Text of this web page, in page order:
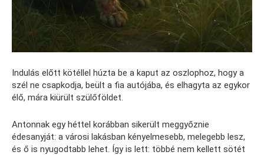
Indulás előtt kötéllel húzta be a kaput az oszlophoz, hogy a
szél ne csapkodja, beült a fia autójába, és elhagyta az egykor
élő, mára kiürült szülőföldet.
Antonnak egy héttel korábban sikerült meggyőznie
édesanyját: a városi lakásban kényelmesebb, melegebb lesz,
és ő is nyugodtabb lehet. Így is lett: többé nem kellett sötét